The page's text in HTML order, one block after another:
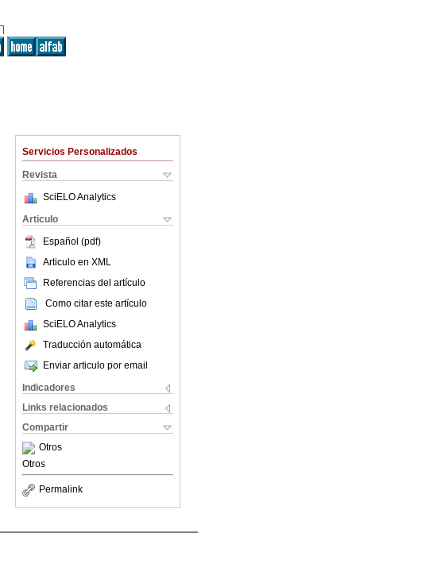
Servicios Personalizados
Revista
SciELO Analytics
Articulo
Español (pdf)
Articulo en XML
Referencias del artículo
Como citar este artículo
SciELO Analytics
Traducción automática
Enviar articulo por email
Indicadores
Links relacionados
Compartir
Otros
Otros
Permalink